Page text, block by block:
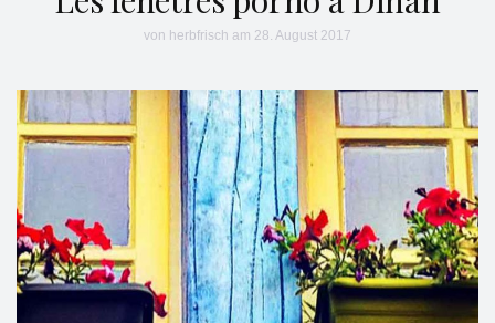
von herbfrisch am 28. August 2017